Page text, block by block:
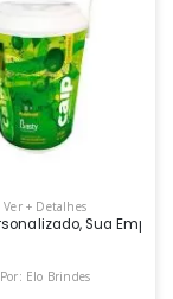
Para 10 Latas, Um
Ver + Detalhes
Sua
Elo Brindes